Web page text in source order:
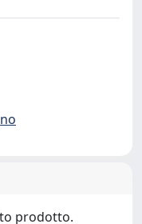
prodotto.